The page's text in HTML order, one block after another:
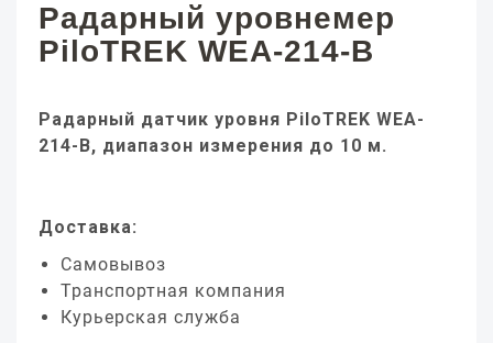
Радарный уровнемер
PiloTREK WEA-214-B
Радарный датчик уровня PiloTREK WEA-
214-B, диапазон измерения до 10 м.
Доставка:
Самовывоз
Транспортная компания
Курьерская служба